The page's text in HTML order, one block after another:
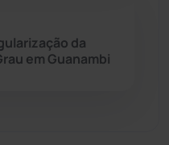
da
em Guanambi